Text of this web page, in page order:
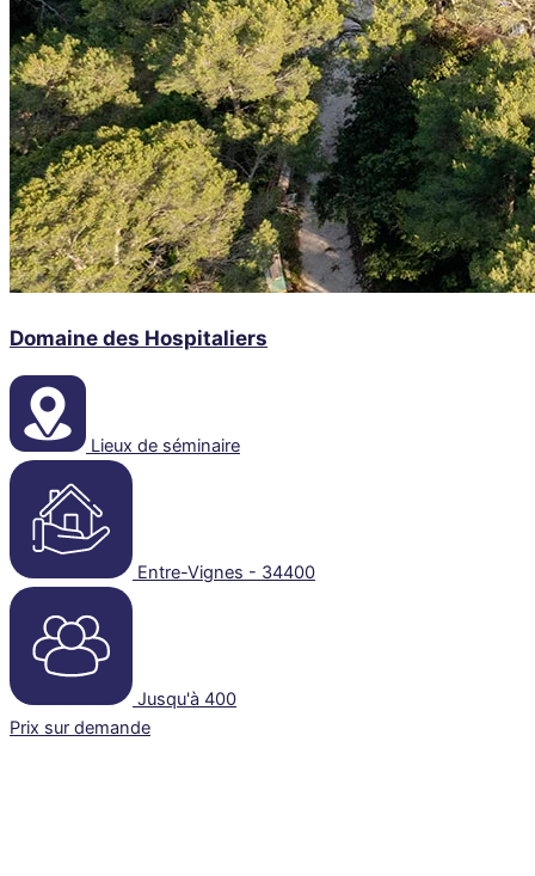
Domaine des Hospitaliers
Lieux de séminaire
Entre-Vignes - 34400
Jusqu'à 400
Prix sur demande